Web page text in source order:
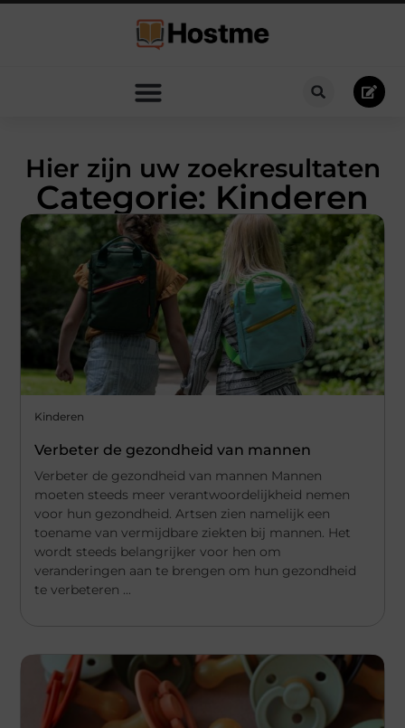
Hier zijn uw zoekresultaten
Categorie: Kinderen
Kinderen
Verbeter de gezondheid van mannen
Verbeter de gezondheid van mannen Mannen
moeten steeds meer verantwoordelijkheid nemen
voor hun gezondheid. Artsen zien namelijk een
toename van vermijdbare ziekten bij mannen. Het
wordt steeds belangrijker voor hen om
veranderingen aan te brengen om hun gezondheid
te verbeteren ...